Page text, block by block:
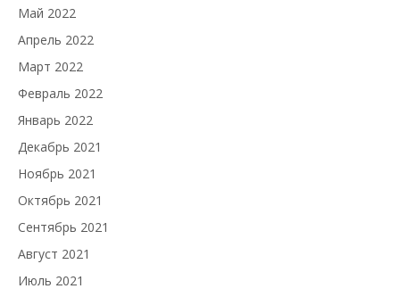
Май 2022
Апрель 2022
Март 2022
Февраль 2022
Январь 2022
Декабрь 2021
Ноябрь 2021
Октябрь 2021
Сентябрь 2021
Август 2021
Июль 2021